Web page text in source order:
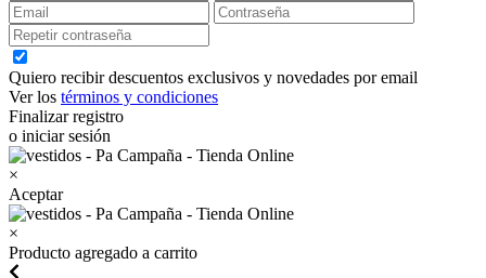
Quiero recibir descuentos exclusivos y novedades por email
Ver los términos y condiciones
Finalizar registro
o iniciar sesión
×
Aceptar
×
Producto agregado a carrito